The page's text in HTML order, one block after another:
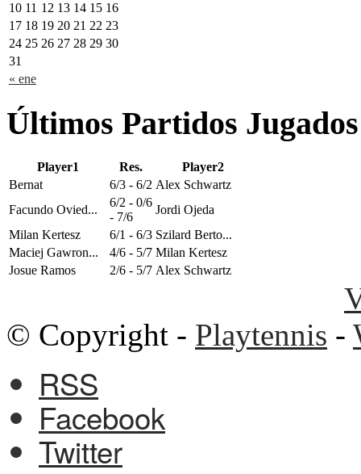
« ene
10 11 12 13 14 15 16
17 18 19 20 21 22 23
24 25 26 27 28 29 30
31
Últimos Partidos Jugados
Player1 Res.
Player2
Bernat
6/3 - 6/2 Alex Schwartz
Facundo Ovied...
6/2 - 0/6
- 7/6
Jordi Ojeda
Milan Kertesz
6/1 - 6/3 Szilard Berto...
Maciej Gawron...
4/6 - 5/7 Milan Kertesz
Josue Ramos
2/6 - 5/7 Alex Schwartz
© Copyright - Playtennis -
RSS
Facebook
Twitter